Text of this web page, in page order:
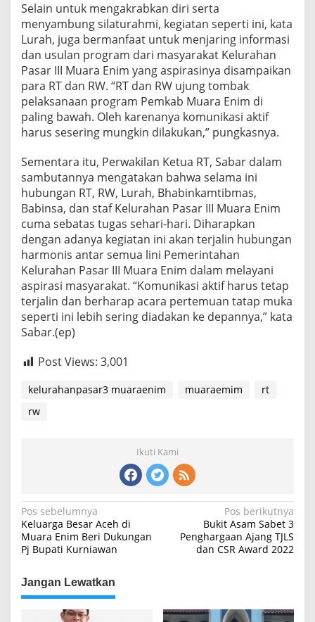
Selain untuk mengakrabkan diri serta
menyambung silaturahmi, kegiatan seperti ini, kata
Lurah, juga bermanfaat untuk menjaring informasi
dan usulan program dari masyarakat Kelurahan
Pasar III Muara Enim yang aspirasinya disampaikan
para RT dan RW. “RT dan RW ujung tombak
pelaksanaan program Pemkab Muara Enim di
paling bawah. Oleh karenanya komunikasi aktif
harus sesering mungkin dilakukan,” pungkasnya.
Sementara itu, Perwakilan Ketua RT, Sabar dalam
sambutannya mengatakan bahwa selama ini
hubungan RT, RW, Lurah, Bhabinkamtibmas,
Babinsa, dan staf Kelurahan Pasar III Muara Enim
cuma sebatas tugas sehari-hari. Diharapkan
dengan adanya kegiatan ini akan terjalin hubungan
harmonis antar semua lini Pemerintahan
Kelurahan Pasar III Muara Enim dalam melayani
aspirasi masyarakat. “Komunikasi aktif harus tetap
terjalin dan berharap acara pertemuan tatap muka
seperti ini lebih sering diadakan ke depannya,” kata
Sabar.(ep)
Post Views: 3,001
kelurahanpasar3 muaraenim muaraemim
rt
rw
Ikuti Kami
Navigasi
pos
Pos sebelumnya
Keluarga Besar Aceh di
Muara Enim Beri Dukungan
Pj Bupati Kurniawan
Pos berikutnya
Bukit Asam Sabet 3
Penghargaan Ajang TJLS
dan CSR Award 2022
Jangan Lewatkan